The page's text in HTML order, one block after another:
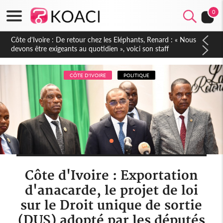
0
Côte d'Ivoire : 66e anniversaire de l'Indépendance, les Forces
de Défense et de Sécurité affichent leur puissance et
réaffirment leur engagement envers la Nation
CÔTE D'IVOIRE POLITIQUE
Côte d'Ivoire : Exportation
d'anacarde, le projet de loi
sur le Droit unique de sortie